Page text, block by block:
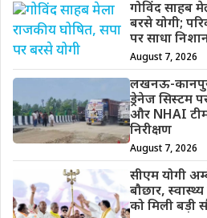
गोविंद साहब
बरसे योगी;
पर साधा
August 7, 2026
लखनऊ-
ड्रेनेज सिस्टम
और NHAI
निरीक्षण
August 7, 2026
सीएम योगी
बौछार,
को मिली बड़ी